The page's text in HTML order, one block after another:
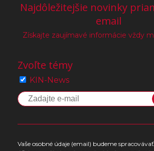
Najdôležitejšie novinky
email
Získajte zaujímavé informácie vždy
Zvoľte témy
KIN-News
Vaše osobné údaje (email) budeme